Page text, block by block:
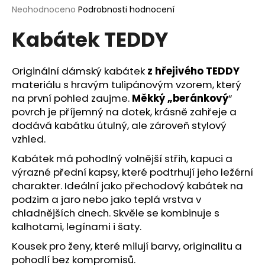
Průměrné
produktu
je
z
5
hvězdiček.
Neohodnoceno Podrobnosti hodnocení
Kabátek TEDDY
Originální dámský kabátek z hřejivého TEDDY
materiálu s hravým tulipánovým vzorem, který
na první pohled zaujme. Měkký „beránkový“
povrch je příjemný na dotek, krásně zahřeje a
dodává kabátku útulný, ale zároveň stylový
vzhled.
Kabátek má pohodlný volnější střih, kapuci a
výrazné přední kapsy, které podtrhují jeho ležérní
charakter. Ideální jako přechodový kabátek na
podzim a jaro nebo jako teplá vrstva v
chladnějších dnech. Skvěle se kombinuje s
kalhotami, legínami i šaty.
Kousek pro ženy, které milují barvy, originalitu a
pohodlí bez kompromisů.
a
j
í
?
D
o
p
o
r
u